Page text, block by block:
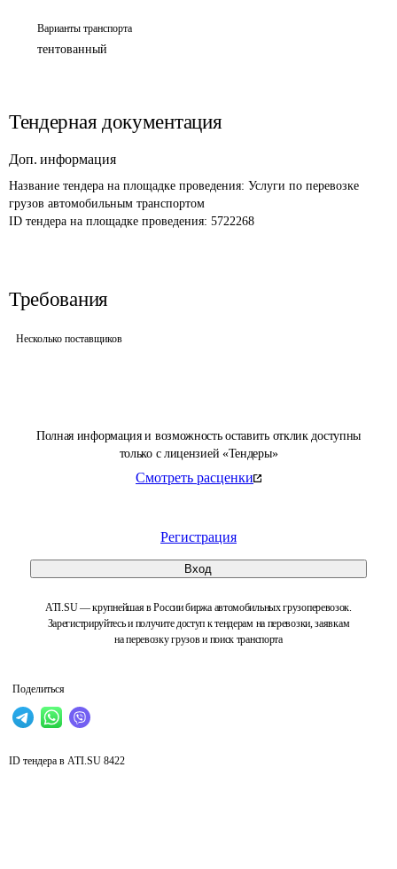
Полная информация и возможность оставить отклик доступны
только с лицензией «Тендеры»
Смотреть расценки
Регистрация
Вход
ATI.SU — крупнейшая в России биржа автомобильных грузоперевозок.
Зарегистрируйтесь и получите доступ к тендерам на перевозки, заявкам
на перевозку грузов и поиск транспорта
Поделиться
Варианты транспорта
тентованный
Тендерная документация
Доп. информация
Название тендера на площадке проведения: Услуги по перевозке
грузов автомобильным транспортом
ID тендера на площадке проведения: 5722268
Требования
Несколько поставщиков
ID тендера в ATI.SU 8422